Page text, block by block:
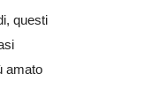
questi
amato